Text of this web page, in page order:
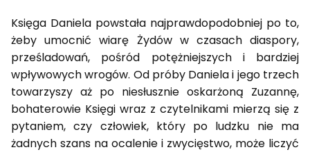
Księga Daniela powstała najprawdopodobniej po to,
żeby umoc­nić wiarę Żydów w czasach diaspory,
prześladowań, pośród potęż­niejszych i bardziej
wpływowych wrogów. Od próby Daniela i jego trzech
towarzyszy aż po niesłusznie oskarżoną Zuzannę,
bohate­ro­wie Księgi wraz z czytelnikami mierzą się z
pytaniem, czy czło­wiek, który po ludzku nie ma
żadnych szans na ocalenie i zwy­cię­stwo, może liczyć